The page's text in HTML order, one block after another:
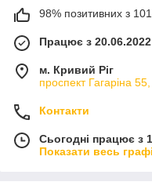
98% позитивних з
Працює з 20.06.2022
м. Кривий Ріг
проспект Гагаріна
Контакти
Сьогодні працює з
Показати весь